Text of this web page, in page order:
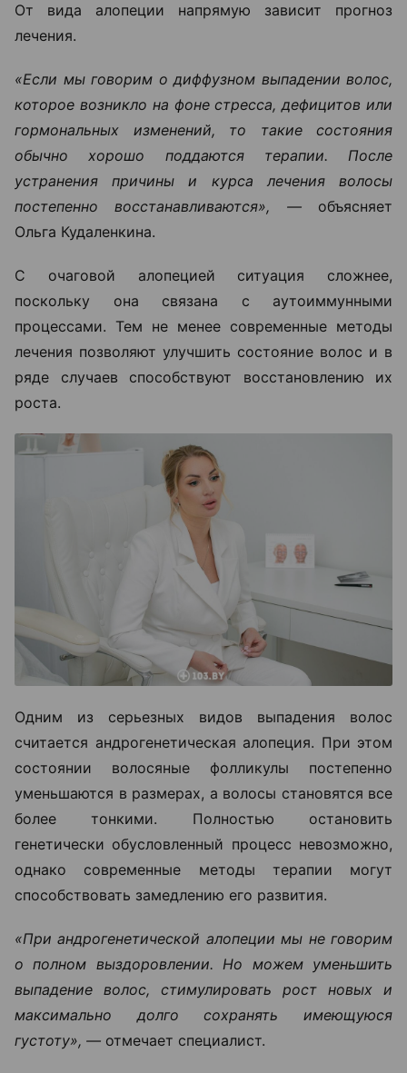
От вида алопеции напрямую зависит прогноз
лечения.
«Если мы говорим о диффузном выпадении волос,
которое возникло на фоне стресса, дефицитов или
гормональных изменений, то такие состояния
обычно хорошо поддаются терапии. После
устранения причины и курса лечения волосы
постепенно восстанавливаются», —объясняет
Ольга Кудаленкина.
С очаговой алопецией ситуация сложнее,
поскольку она связана с аутоиммунными
процессами. Тем не менее современные методы
лечения позволяют улучшить состояние волос и в
ряде случаев способствуют восстановлению их
роста.
Одним из серьезных видов выпадения волос
считается андрогенетическая алопеция. При этом
состоянии волосяные фолликулы постепенно
уменьшаются в размерах, а волосы становятся все
более тонкими. Полностью остановить
генетически обусловленный процесс невозможно,
однако современные методы терапии могут
способствовать замедлению его развития.
«При андрогенетической алопеции мы не говорим
о полном выздоровлении. Но можем уменьшить
выпадение волос, стимулировать рост новых и
максимально долго сохранять имеющуюся
густоту», — отмечает специалист.